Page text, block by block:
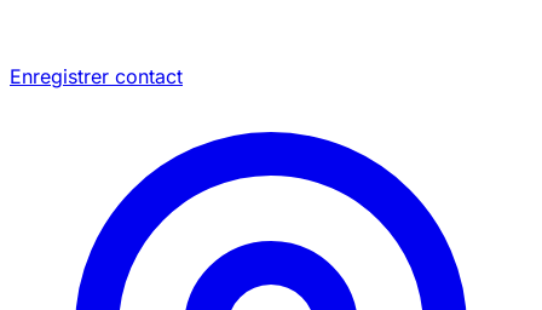
Enregistrer contact